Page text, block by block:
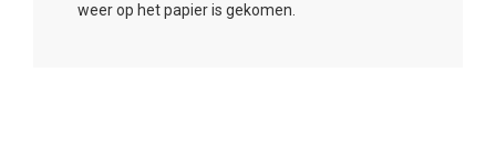
weer op het papier is gekomen.